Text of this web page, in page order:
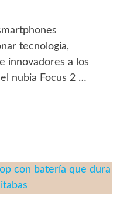
tecnología,
innovadores a los
nubia Focus 2 …